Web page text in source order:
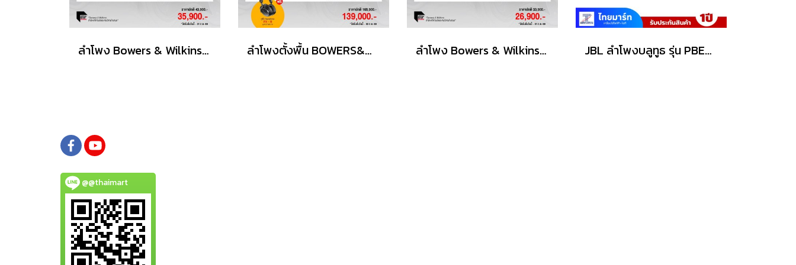
ลำโพง Bowers & Wilkins รุ่น606 S3 ลำโพงตั้งพื้น BOWERS&WILKINS รุ่น 704 S3 ลำโพง Bowers & Wilkins รุ่น607 S3 JBL ลำโพงบลูทูธ รุ่น PBENCOREESSAS2-Black
@@thaimart